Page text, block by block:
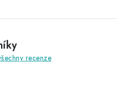
recenze